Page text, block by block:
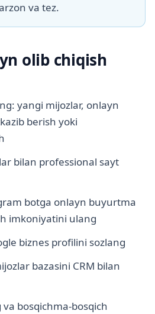
va tez.
olib chiqish
yangi mijozlar, onlayn
berish yoki
bilan professional sayt
botga onlayn buyurtma
imkoniyatini ulang
biznes profilini sozlang
bazasini CRM bilan
bosqichma-bosqich